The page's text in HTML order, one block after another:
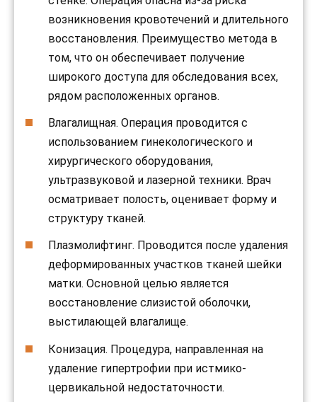
возникновения кровотечений и длительного
восстановления. Преимущество метода в
том, что он обеспечивает получение
широкого доступа для обследования всех,
рядом расположенных органов.
Влагалищная. Операция проводится с
использованием гинекологического и
хирургического оборудования,
ультразвуковой и лазерной техники. Врач
осматривает полость, оценивает форму и
структуру тканей.
Плазмолифтинг. Проводится после удаления
деформированных участков тканей шейки
матки. Основной целью является
восстановление слизистой оболочки,
выстилающей влагалище.
Конизация. Процедура, направленная на
удаление гипертрофии при истмико-
цервикальной недостаточности.